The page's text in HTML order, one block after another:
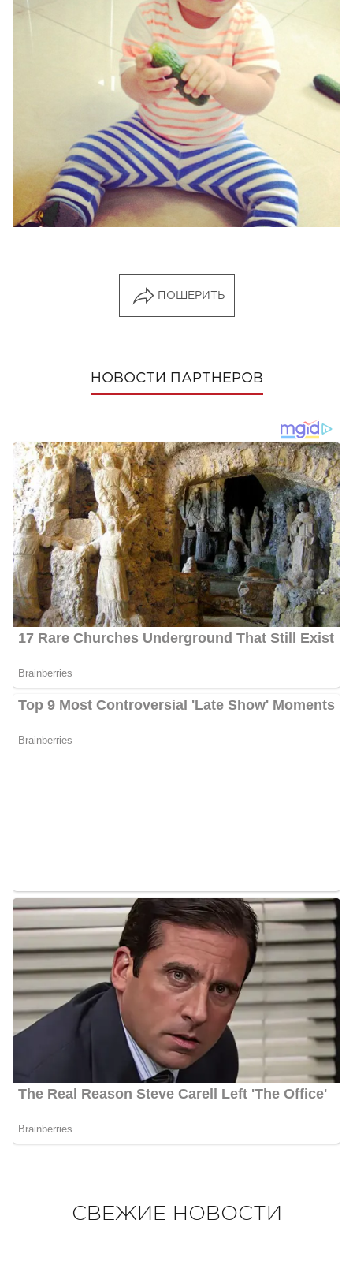
ПОШЕРИТЬ
НОВОСТИ ПАРТНЕРОВ
СВЕЖИЕ НОВОСТИ